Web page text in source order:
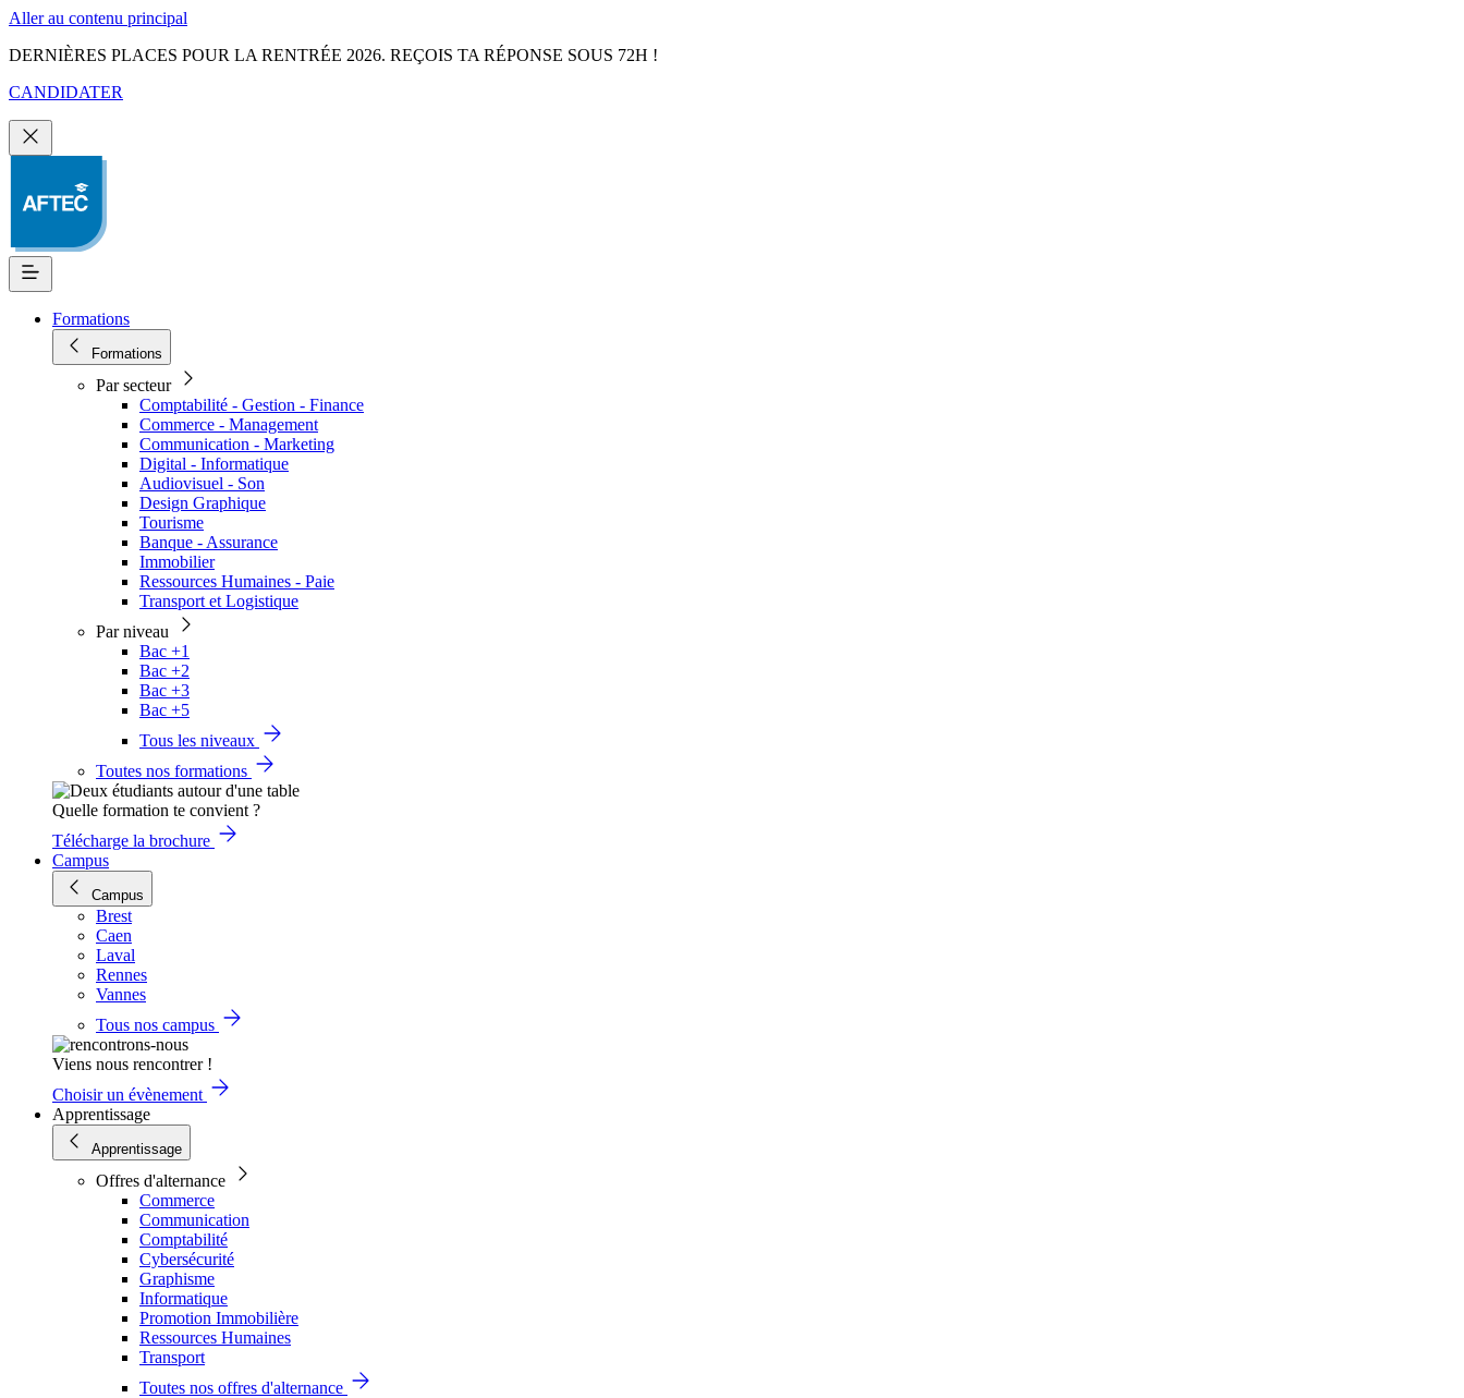
Aller au contenu principal
DERNIÈRES PLACES POUR LA RENTRÉE 2026. REÇOIS TA RÉPONSE SOUS 72H !
CANDIDATER
Formations
Formations
Par secteur
Comptabilité - Gestion - Finance
Commerce - Management
Communication - Marketing
Digital - Informatique
Audiovisuel - Son
Design Graphique
Tourisme
Banque - Assurance
Immobilier
Ressources Humaines - Paie
Transport et Logistique
Par niveau
Bac +1
Bac +2
Bac +3
Bac +5
Tous les niveaux
Toutes nos formations
Quelle formation te convient ?
Télécharge la brochure
Campus
Campus
Brest
Caen
Laval
Rennes
Vannes
Tous nos campus
Viens nous rencontrer !
Choisir un évènement
Apprentissage
Apprentissage
Offres d'alternance
Commerce
Communication
Comptabilité
Cybersécurité
Graphisme
Informatique
Promotion Immobilière
Ressources Humaines
Transport
Toutes nos offres d'alternance